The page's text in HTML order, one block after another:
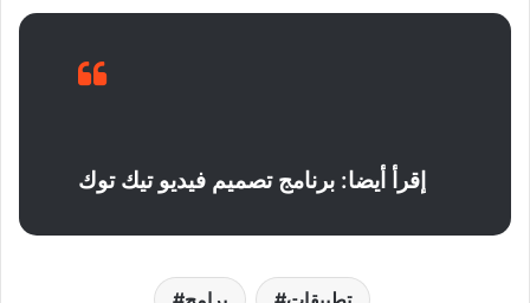
إقرأ أيضا: برنامج تصميم فيديو تيك توك